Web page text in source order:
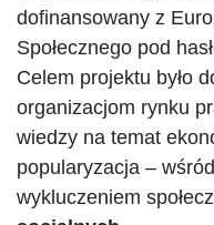
dofinansowany z
Społecznego pod
Celem projektu było
organizacjom rynku
wiedzy na temat
popularyzacja –
wykluczeniem